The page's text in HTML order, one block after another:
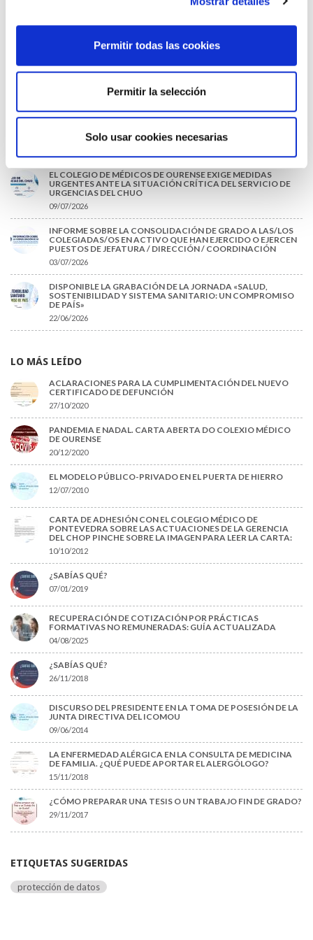
Permitir todas las cookies
Permitir la selección
Solo usar cookies necesarias
DE CASOS CLÍNICOS PARA MÉDICOS INTERNOS RESIDENTES
TRÁFICO SUPRIME LAS EXENCIONES MÉDICAS PARA EL USO
EL AUMENTO DE PRIMAS A MUFACE NO MEJORA LAS
MUTUALISTAS
EL COLEGIO DE MÉDICOS DE OURENSE EXIGE MEDIDAS
URGENTES ANTE LA SITUACIÓN CRÍTICA DEL SERVICIO DE
URGENCIAS DEL CHUO
09/07/2026
INFORME SOBRE LA CONSOLIDACIÓN DE GRADO A LAS/LOS
COLEGIADAS/OS EN ACTIVO QUE HAN EJERCIDO O EJERCEN
PUESTOS DE JEFATURA / DIRECCIÓN / COORDINACIÓN
03/07/2026
DISPONIBLE LA GRABACIÓN DE LA JORNADA «SALUD,
SOSTENIBILIDAD Y SISTEMA SANITARIO: UN COMPROMISO
DE PAÍS»
22/06/2026
LO MÁS LEÍDO
ACLARACIONES PARA LA CUMPLIMENTACIÓN DEL NUEVO
CERTIFICADO DE DEFUNCIÓN
27/10/2020
PANDEMIA E NADAL. CARTA ABERTA DO COLEXIO MÉDICO
DE OURENSE
20/12/2020
EL MODELO PÚBLICO-PRIVADO EN EL PUERTA DE HIERRO
12/07/2010
CARTA DE ADHESIÓN CON EL COLEGIO MÉDICO DE
PONTEVEDRA SOBRE LAS ACTUACIONES DE LA GERENCIA
DEL CHOP PINCHE SOBRE LA IMAGEN PARA LEER LA CARTA:
10/10/2012
¿SABÍAS QUÉ?
07/01/2019
RECUPERACIÓN DE COTIZACIÓN POR PRÁCTICAS
FORMATIVAS NO REMUNERADAS: GUÍA ACTUALIZADA
04/08/2025
¿SABÍAS QUÉ?
26/11/2018
DISCURSO DEL PRESIDENTE EN LA TOMA DE POSESIÓN DE LA
JUNTA DIRECTIVA DEL ICOMOU
09/06/2014
LA ENFERMEDAD ALÉRGICA EN LA CONSULTA DE MEDICINA
DE FAMILIA. ¿QUÉ PUEDE APORTAR EL ALERGÓLOGO?
15/11/2018
¿CÓMO PREPARAR UNA TESIS O UN TRABAJO FIN DE GRADO?
29/11/2017
ETIQUETAS SUGERIDAS
protección de datos